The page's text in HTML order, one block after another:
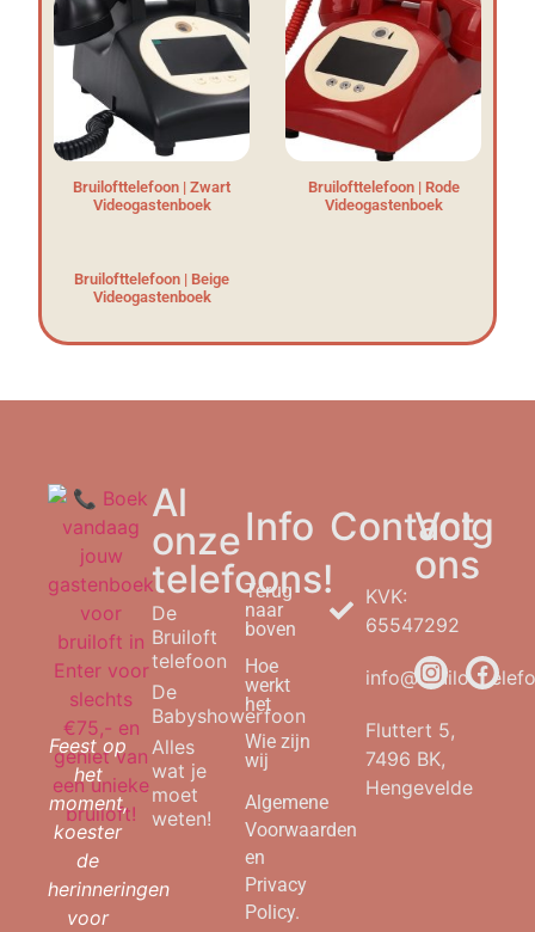
Bruilofttelefoon | Zwart
Videogastenboek
Bruilofttelefoon | Rode
Videogastenboek
Bruilofttelefoon | Beige
Videogastenboek
Feest op
het
moment,
koester
de
herinneringen
voor
Al
onze
telefoons!
De
Bruiloft
telefoon
De
Babyshowerfoon
Alles
wat je
moet
weten!
Info
Terug
naar
boven
Hoe
werkt
het
Wie zijn
wij
Algemene
Voorwaarden
en
Privacy
Policy.
Contact
KVK:
65547292
Fluttert 5,
7496 BK,
Hengevelde
Volg
ons